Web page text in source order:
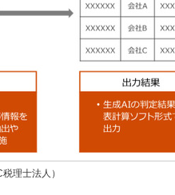
理士法人）